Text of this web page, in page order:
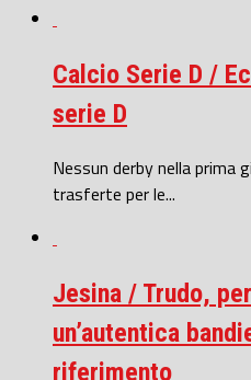
Calcio Serie D /
serie D
Nessun derby nella prima
trasferte per le...
Jesina / Trudo,
un’autentica
riferimento